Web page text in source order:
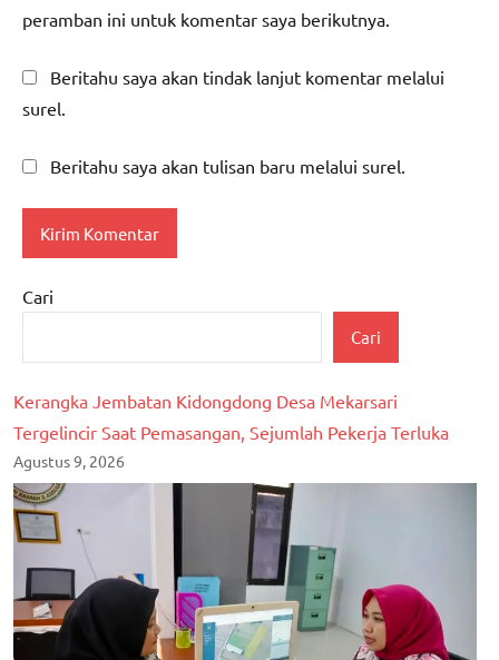
peramban ini untuk komentar saya berikutnya.
Beritahu saya akan tindak lanjut komentar melalui
surel.
Beritahu saya akan tulisan baru melalui surel.
Cari
Cari
Kerangka Jembatan Kidongdong Desa Mekarsari
Tergelincir Saat Pemasangan, Sejumlah Pekerja Terluka
Agustus 9, 2026